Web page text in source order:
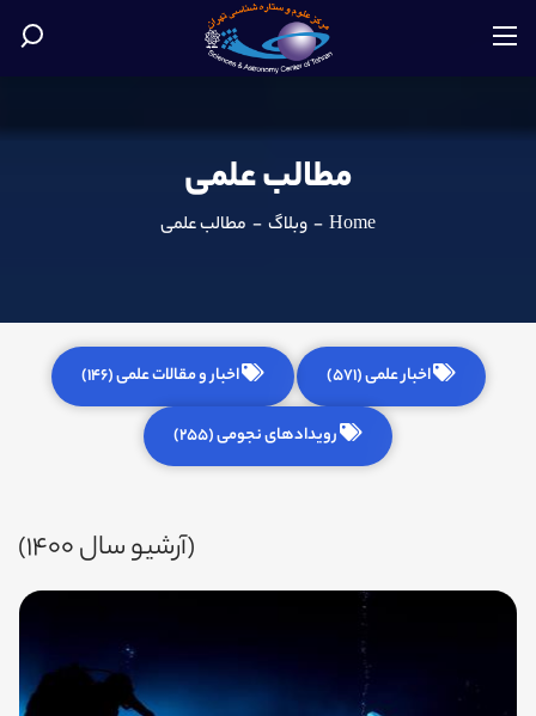
مطالب علمی
Home
- وبلاگ - مطالب علمی
اخبار علمی (571) اخبار و مقالات علمی (146)
رویدادهای نجومی (255)
(آرشیو سال 1400)